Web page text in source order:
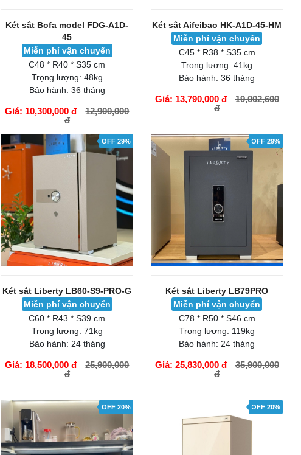
Két sắt Bofa model FDG-A1D-
45
Miễn phí vận chuyển
C48 * R40 * S35 cm
Trọng lượng: 48kg
Bảo hành: 36 tháng
Giá: 10,300,000 đ
12,900,000
đ
Két sắt Aifeibao HK-A1D-45-HM
Miễn phí vận chuyển
C45 * R38 * S35 cm
Trọng lượng: 41kg
Bảo hành: 36 tháng
Giá: 13,790,000 đ
19,002,600
đ
OFF 29%
Két sắt Liberty LB60-S9-PRO-G
Miễn phí vận chuyển
C60 * R43 * S39 cm
Trọng lượng: 71kg
Bảo hành: 24 tháng
Giá: 18,500,000 đ
25,900,000
đ
OFF 29%
Két sắt Liberty LB79PRO
Miễn phí vận chuyển
C78 * R50 * S46 cm
Trọng lượng: 119kg
Bảo hành: 24 tháng
Giá: 25,830,000 đ
35,900,000
đ
OFF 20% OFF 20%